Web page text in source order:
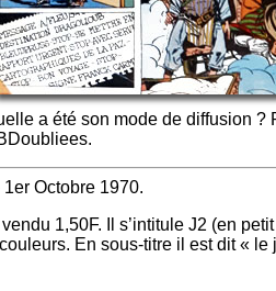
a été son mode de diffusion
Octobre 1970.
1,50F. Il s’intitule J2 (en
En sous-titre il est dit « le